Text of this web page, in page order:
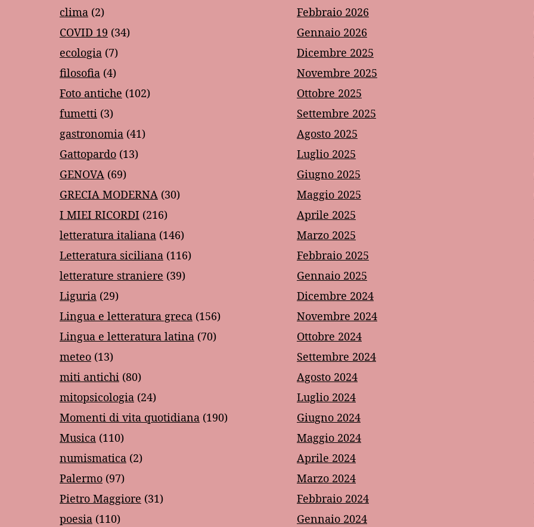
clima (2)
COVID 19 (34)
ecologia (7)
filosofia (4)
Foto antiche (102)
fumetti (3)
gastronomia (41)
Gattopardo (13)
GENOVA (69)
GRECIA MODERNA (30)
I MIEI RICORDI (216)
letteratura italiana (146)
Letteratura siciliana (116)
letterature straniere (39)
Liguria (29)
Lingua e letteratura greca (156)
Lingua e letteratura latina (70)
meteo (13)
miti antichi (80)
mitopsicologia (24)
Momenti di vita quotidiana (190)
Musica (110)
numismatica (2)
Palermo (97)
Pietro Maggiore (31)
poesia (110)
Febbraio 2026
Gennaio 2026
Dicembre 2025
Novembre 2025
Ottobre 2025
Settembre 2025
Agosto 2025
Luglio 2025
Giugno 2025
Maggio 2025
Aprile 2025
Marzo 2025
Febbraio 2025
Gennaio 2025
Dicembre 2024
Novembre 2024
Ottobre 2024
Settembre 2024
Agosto 2024
Luglio 2024
Giugno 2024
Maggio 2024
Aprile 2024
Marzo 2024
Febbraio 2024
Gennaio 2024